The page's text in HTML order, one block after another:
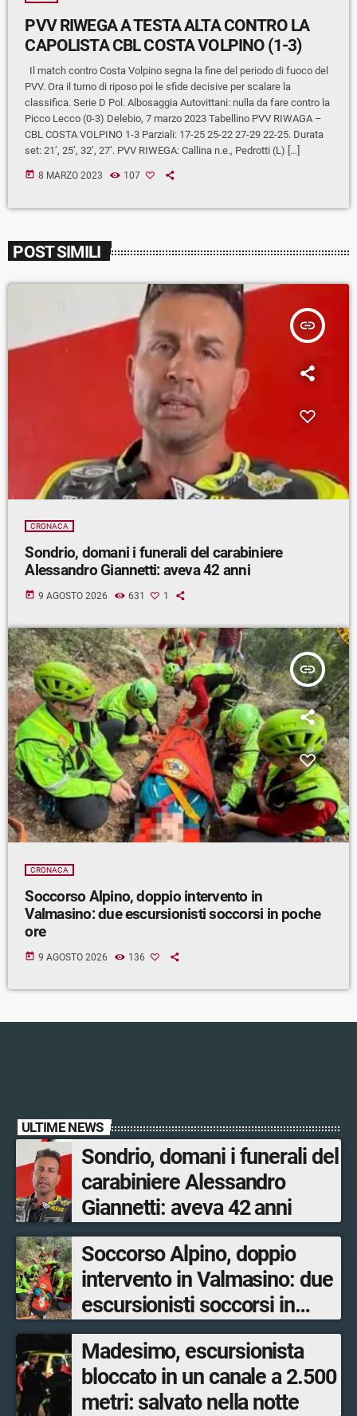
PVV RIWEGA A TESTA ALTA CONTRO LA
CAPOLISTA CBL COSTA VOLPINO (1-3)
Il match contro Costa Volpino segna la fine del periodo di fuoco del
PVV. Ora il turno di riposo poi le sfide decisive per scalare la
classifica. Serie D Pol. Albosaggia Autovittani: nulla da fare contro la
Picco Lecco (0-3) Delebio, 7 marzo 2023 Tabellino PVV RIWAGA –
CBL COSTA VOLPINO 1-3 Parziali: 17-25 25-22 27-29 22-25. Durata
set: 21’, 25’, 32’, 27’. PVV RIWEGA: Callina n.e., Pedrotti (L) […]
today 8 MARZO 2023 107
POST SIMILI
insert_link
CRONACA
Sondrio, domani i funerali del carabiniere
Alessandro Giannetti: aveva 42 anni
today 9 AGOSTO 2026 631 1
insert_link
CRONACA
Soccorso Alpino, doppio intervento in
Valmasino: due escursionisti soccorsi in poche
ore
today 9 AGOSTO 2026 136
ULTIME NEWS
Sondrio, domani i funerali del
carabiniere Alessandro
Giannetti: aveva 42 anni
Soccorso Alpino, doppio
intervento in Valmasino: due
escursionisti soccorsi in
poche ore
Madesimo, escursionista
bloccato in un canale a 2.500
metri: salvato nella notte